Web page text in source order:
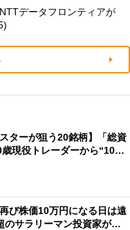
データフロンティアが
ターが狙う20銘柄】「総資
現役トレーダーから“10…
び株価10万円になる日は遠
のサラリーマン投資家が…